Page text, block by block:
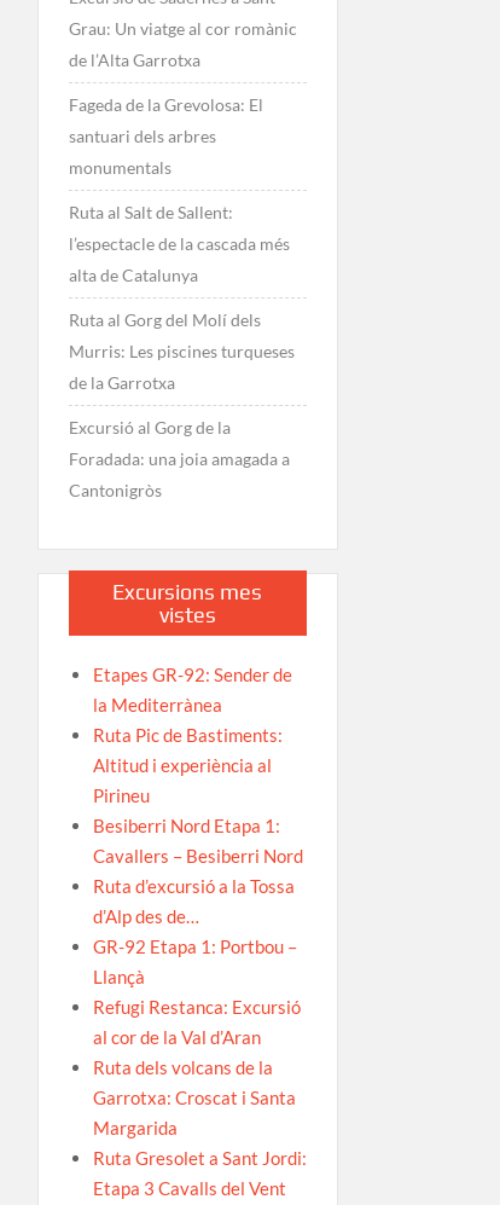
Grau: Un viatge al cor romànic
de l’Alta Garrotxa
Fageda de la Grevolosa: El
santuari dels arbres
monumentals
Ruta al Salt de Sallent:
l’espectacle de la cascada més
alta de Catalunya
Ruta al Gorg del Molí dels
Murris: Les piscines turqueses
de la Garrotxa
Excursió al Gorg de la
Foradada: una joia amagada a
Cantonigròs
Excursions mes
vistes
Etapes GR-92: Sender de
la Mediterrànea
Ruta Pic de Bastiments:
Altitud i experiència al
Pirineu
Besiberri Nord Etapa 1:
Cavallers – Besiberri Nord
Ruta d’excursió a la Tossa
d’Alp des de…
GR-92 Etapa 1: Portbou –
Llançà
Refugi Restanca: Excursió
al cor de la Val d’Aran
Ruta dels volcans de la
Garrotxa: Croscat i Santa
Margarida
Ruta Gresolet a Sant Jordi:
Etapa 3 Cavalls del Vent